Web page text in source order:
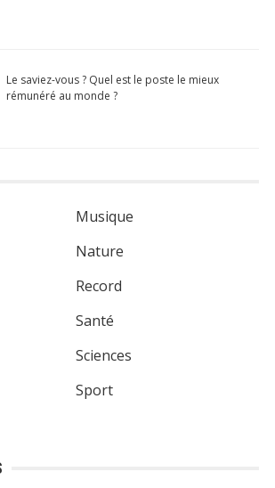
Le saviez-vous ? Quel est le poste le mieux
rémunéré au monde ?
Musique
Nature
Record
Santé
Sciences
Sport